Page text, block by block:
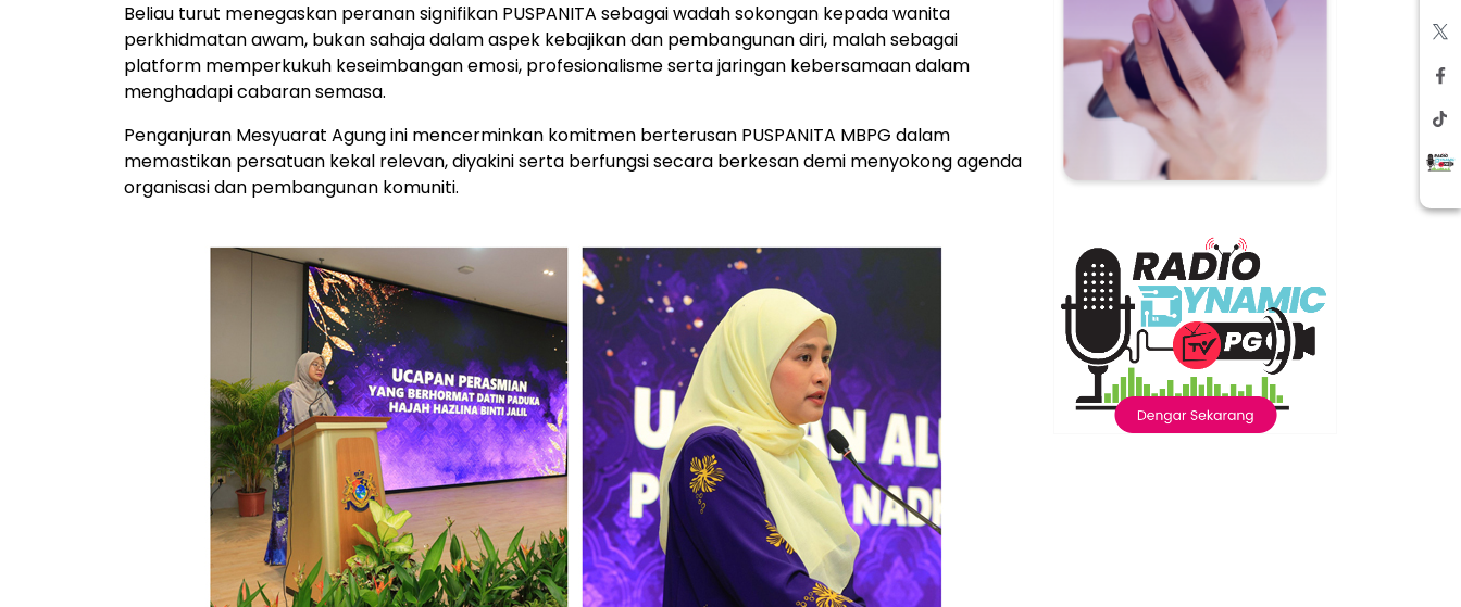
Beliau turut menegaskan peranan signifikan PUSPANITA sebagai wadah sokongan kepada wanita
perkhidmatan awam, bukan sahaja dalam aspek kebajikan dan pembangunan diri, malah sebagai
platform memperkukuh keseimbangan emosi, profesionalisme serta jaringan kebersamaan dalam
menghadapi cabaran semasa.
Penganjuran Mesyuarat Agung ini mencerminkan komitmen berterusan PUSPANITA MBPG dalam
memastikan persatuan kekal relevan, diyakini serta berfungsi secara berkesan demi menyokong agenda
organisasi dan pembangunan komuniti.